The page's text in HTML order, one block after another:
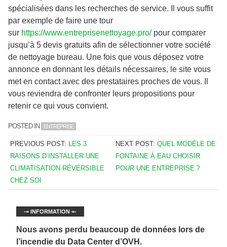
spécialisées dans les recherches de service. Il vous suffit
par exemple de faire une tour
sur https://www.entreprisenettoyage.pro/ pour comparer
jusqu’à 5 devis gratuits afin de sélectionner votre société
de nettoyage bureau. Une fois que vous déposez votre
annonce en donnant les détails nécessaires, le site vous
met en contact avec des prestataires proches de vous. Il
vous reviendra de confronter leurs propositions pour
retenir ce qui vous convient.
POSTED IN ENTREPRISE
PREVIOUS POST: LES 3
RAISONS D’INSTALLER UNE
CLIMATISATION RÉVERSIBLE
CHEZ SOI
NEXT POST:QUEL MODÈLE DE
FONTAINE À EAU CHOISIR
POUR UNE ENTREPRISE ?
-= INFORMATION =-
Nous avons perdu beaucoup de données lors de
l’incendie du Data Center d’OVH.